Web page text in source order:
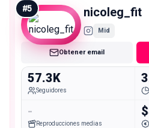
#5 nicoleg_fit
Mid
Obtener email
57.3K
Seguidores
-
Reproducciones medias